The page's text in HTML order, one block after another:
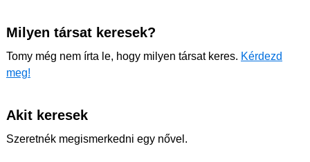
Milyen társat keresek?
Tomy még nem írta le, hogy milyen társat keres. Kérdezd
meg!
Akit keresek
Szeretnék megismerkedni egy nővel.